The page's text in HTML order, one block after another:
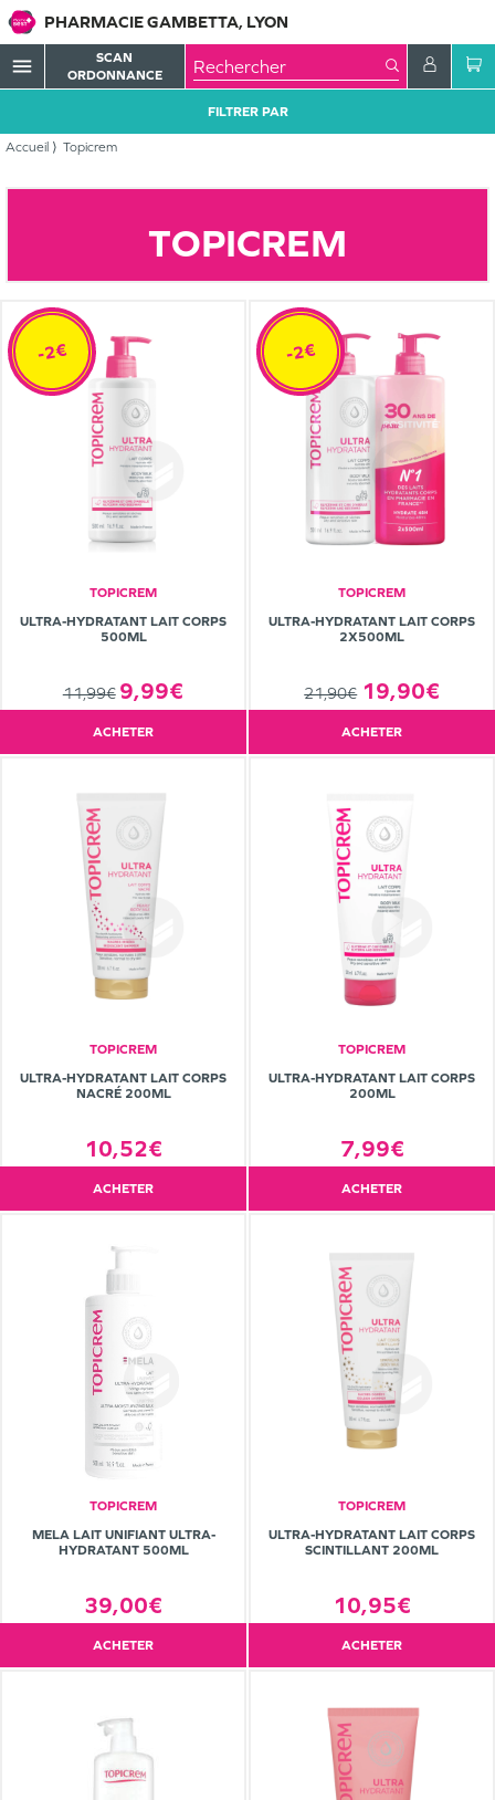
PHARMACIE GAMBETTA, LYON
menu
SCAN
ORDONNANCE
Accueil Topicrem
FILTRER PAR
TOPICREM
TOPICREM
ULTRA-HYDRATANT LAIT CORPS
500ML
11,99€ 9,99€
-2€
ACHETER
TOPICREM
ULTRA-HYDRATANT LAIT CORPS
2X500ML
21,90€ 19,90€
-2€
ACHETER
TOPICREM
ULTRA-HYDRATANT LAIT CORPS
NACRÉ 200ML
10,52€
ACHETER
TOPICREM
ULTRA-HYDRATANT LAIT CORPS
200ML
7,99€
ACHETER
TOPICREM
MELA LAIT UNIFIANT ULTRA-
HYDRATANT 500ML
39,00€
ACHETER
TOPICREM
ULTRA-HYDRATANT LAIT CORPS
SCINTILLANT 200ML
10,95€
ACHETER